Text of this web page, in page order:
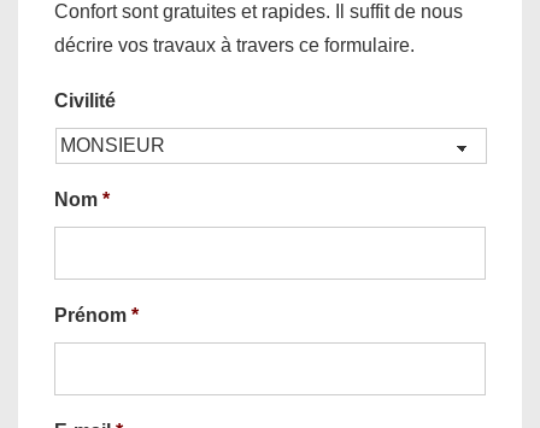
Confort sont gratuites et rapides. Il suffit de nous
décrire vos travaux à travers ce formulaire.
Civilité
Nom *
Prénom *